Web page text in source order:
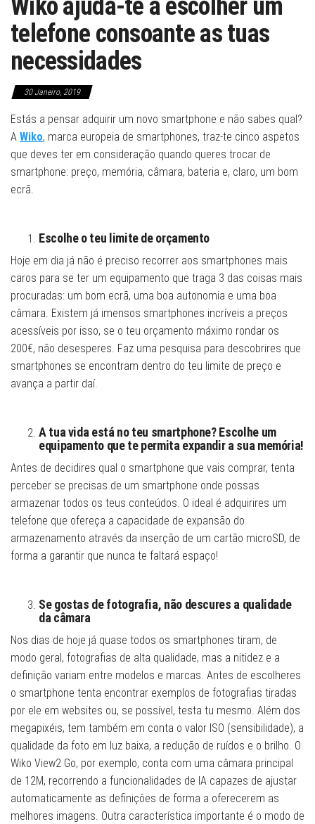
Wiko ajuda-te a escolher um
telefone consoante as tuas
necessidades
30 Janeiro, 2019
Estás a pensar adquirir um novo smartphone e não sabes qual?
A Wiko, marca europeia de smartphones, traz-te cinco aspetos
que deves ter em consideração quando queres trocar de
smartphone: preço, memória, câmara, bateria e, claro, um bom
ecrã.
Escolhe o teu limite de orçamento
Hoje em dia já não é preciso recorrer aos smartphones mais
caros para se ter um equipamento que traga 3 das coisas mais
procuradas: um bom ecrã, uma boa autonomia e uma boa
câmara. Existem já imensos smartphones incríveis a preços
acessíveis por isso, se o teu orçamento máximo rondar os
200€, não desesperes. Faz uma pesquisa para descobrires que
smartphones se encontram dentro do teu limite de preço e
avança a partir daí.
A tua vida está no teu smartphone? Escolhe um
equipamento que te permita expandir a sua memória!
Antes de decidires qual o smartphone que vais comprar, tenta
perceber se precisas de um smartphone onde possas
armazenar todos os teus conteúdos. O ideal é adquirires um
telefone que ofereça a capacidade de expansão do
armazenamento através da inserção de um cartão microSD, de
forma a garantir que nunca te faltará espaço!
Se gostas de fotografia, não descures a qualidade
da câmara
Nos dias de hoje já quase todos os smartphones tiram, de
modo geral, fotografias de alta qualidade, mas a nitidez e a
definição variam entre modelos e marcas. Antes de escolheres
o smartphone tenta encontrar exemplos de fotografias tiradas
por ele em websites ou, se possível, testa tu mesmo. Além dos
megapixéis, tem também em conta o valor ISO (sensibilidade), a
qualidade da foto em luz baixa, a redução de ruídos e o brilho. O
Wiko View2 Go, por exemplo, conta com uma câmara principal
de 12M, recorrendo a funcionalidades de IA capazes de ajustar
automaticamente as definições de forma a oferecerem as
melhores imagens. Outra característica importante é o modo de